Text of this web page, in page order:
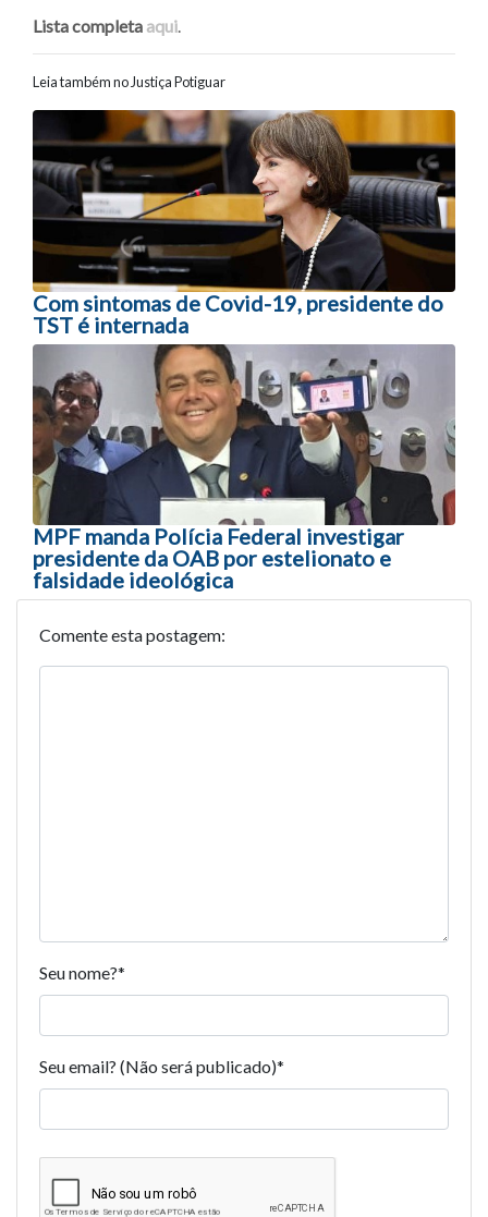
Lista completa aqui.
Leia também no Justiça Potiguar
Navegação entre posts
Com sintomas de Covid-19, presidente do
TST é internada
MPF manda Polícia Federal investigar
presidente da OAB por estelionato e
falsidade ideológica
Comente esta postagem:
Seu nome?*
Seu email? (Não será publicado)*